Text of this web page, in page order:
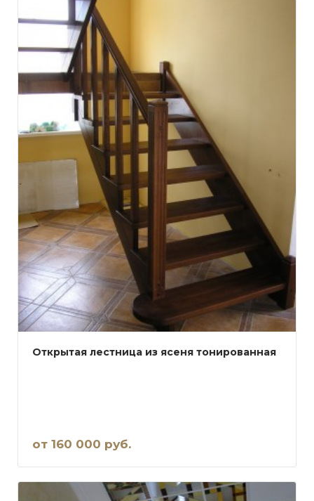
Открытая лестница из ясеня тонированная
от 160 000 руб.